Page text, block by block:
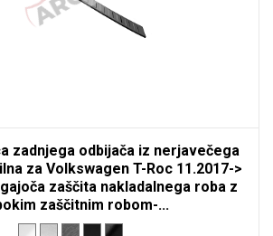
zadnjega odbijača iz nerjavečega
za Volkswagen T-Roc 11.2017->
zaščita nakladalnega roba z
zaščitnim robom-...